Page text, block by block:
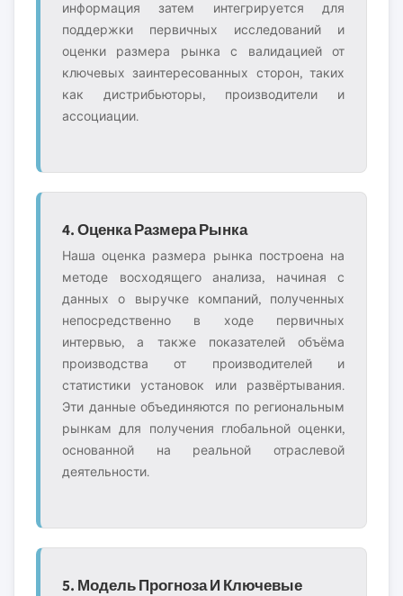
информация затем интегрируется для
поддержки первичных исследований и
оценки размера рынка с валидацией от
ключевых заинтересованных сторон, таких
как дистрибьюторы, производители и
ассоциации.
4. Оценка Размера Рынка
Наша оценка размера рынка построена на
методе восходящего анализа, начиная с
данных о выручке компаний, полученных
непосредственно в ходе первичных
интервью, а также показателей объёма
производства от производителей и
статистики установок или развёртывания.
Эти данные объединяются по региональным
рынкам для получения глобальной оценки,
основанной на реальной отраслевой
деятельности.
5. Модель Прогноза И Ключевые